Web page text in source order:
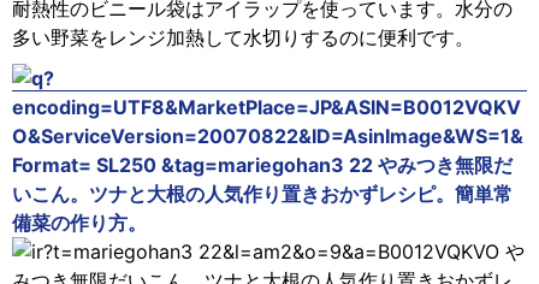
耐熱性のビニール袋はアイラップを使っています。水分の
多い野菜をレンジ加熱して水切りするのに便利です。